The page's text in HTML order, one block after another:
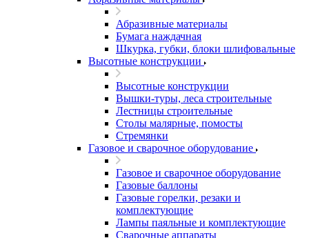
Абразивные материалы
Бумага наждачная
Шкурка, губки, блоки шлифовальные
Высотные конструкции
Высотные конструкции
Вышки-туры, леса строительные
Лестницы строительные
Столы малярные, помосты
Стремянки
Газовое и сварочное оборудование
Газовое и сварочное оборудование
Газовые баллоны
Газовые горелки, резаки и
комплектующие
Лампы паяльные и комплектующие
Сварочные аппараты